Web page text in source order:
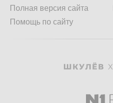
Полная версия сайта
Помощь по сайту